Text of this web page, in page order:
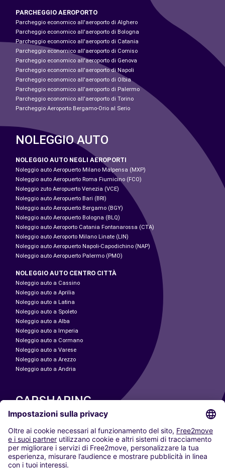
PARCHEGGIO AEROPORTO
Parcheggio economico all'aeroporto di Alghero
Parcheggio economico all'aeroporto di Bologna
Parcheggio economico all'aeroporto di Catania
Parcheggio economico all'aeroporto di Comiso
Parcheggio economico all'aeroporto di Genova
Parcheggio economico all'aeroporto di Napoli
Parcheggio economico all'aeroporto di Olbia
Parcheggio economico all'aeroporto di Palermo
Parcheggio economico all'aeroporto di Torino
Parcheggio Aeroporto Bergamo-Orio al Serio
NOLEGGIO AUTO
NOLEGGIO AUTO NEGLI AEROPORTI
Noleggio auto Aeropuerto Milano Malpensa (MXP)
Noleggio auto Aeropuerto Roma Fiumicino (FCO)
Noleggio zuto Aeropuerto Venezia (VCE)
Noleggio auto Aeropuerto Bari (BRI)
Noleggio auto Aeropuerto Bergamo (BGY)
Noleggio auto Aeropuerto Bologna (BLQ)
Noleggio auto Aeroporto Catania Fontanarossa (CTA)
Noleggio auto Aeroporto Milano Linate (LIN)
Noleggio auto Aeropuerto Napoli-Capodichino (NAP)
Noleggio auto Aeropuerto Palermo (PMO)
NOLEGGIO AUTO CENTRO CITTÀ
Noleggio auto a Cassino
Noleggio auto a Aprilia
Noleggio auto a Latina
Noleggio auto a Spoleto
Noleggio auto a Alba
Noleggio auto a Imperia
Noleggio auto a Cormano
Noleggio auto a Varese
Noleggio auto a Arezzo
Noleggio auto a Andria
CARSHARING
LE NOSTRE CITTÀ
Paris
Madrid
Washington DC
Milano